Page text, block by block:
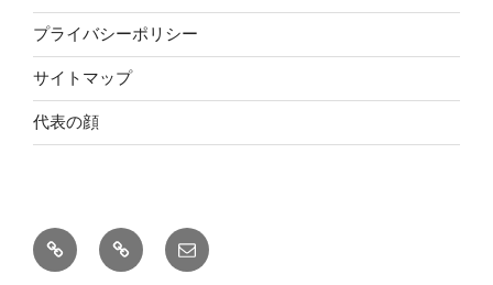
プライバシーポリシー
サイトマップ
代表の顔
RSS Pinterestメ
ー